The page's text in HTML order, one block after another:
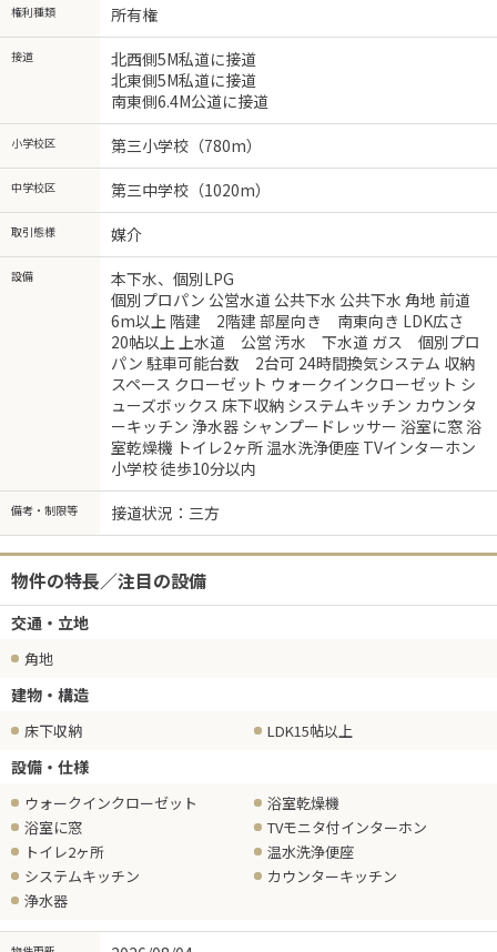
権利種類 所有権
接道
北西側5M私道に接道
北東側5M私道に接道
南東側6.4M公道に接道
小学校区 第三小学校（780m）
中学校区 第三中学校（1020m）
取引態様 媒介
設備
本下水、個別LPG
個別プロパン 公営水道 公共下水 公共下水 角地 前道
6m以上 階建 2階建 部屋向き 南東向き LDK広さ
20帖以上 上水道 公営 汚水 下水道 ガス 個別プロ
パン 駐車可能台数 2台可 24時間換気システム 収納
スペース クローゼット ウォークインクローゼット シ
ューズボックス 床下収納 システムキッチン カウンタ
ーキッチン 浄水器 シャンプードレッサー 浴室に窓 浴
室乾燥機 トイレ2ヶ所 温水洗浄便座 TVインターホン
小学校 徒歩10分以内
備考・制限等 接道状況：三方
物件の特長／注目の設備
交通・立地
角地
建物・構造
床下収納 LDK15帖以上
設備・仕様
ウォークインクローゼット
浴室乾燥機
浴室に窓
TVモニタ付インターホン
トイレ2ヶ所
温水洗浄便座
システムキッチン
カウンターキッチン
浄水器